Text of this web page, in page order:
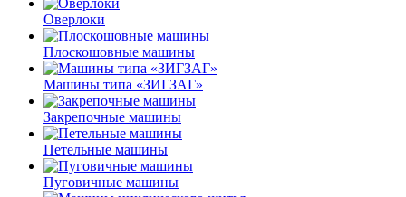
Оверлоки
Плоскошовные машины
Машины типа «ЗИГЗАГ»
Закрепочные машины
Петельные машины
Пуговичные машины